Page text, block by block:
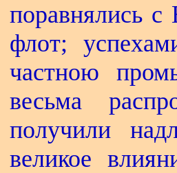
поравнялись с
флот;
частною
весьма
получили
великое